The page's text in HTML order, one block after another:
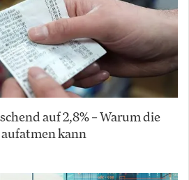
auf 2,8% – Warum die
kann